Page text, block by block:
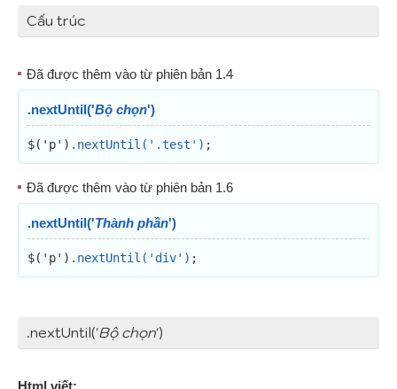
Cấu trúc
Đã được thêm vào từ phiên bản 1.4
.nextUntil('Bộ chọn')
$('p') .nextUntil('.test') ;
Đã được thêm vào từ phiên bản 1.6
.nextUntil('Thành phần')
$('p') .nextUntil('div') ;
.nextUntil('Bộ chọn')
Html viết: